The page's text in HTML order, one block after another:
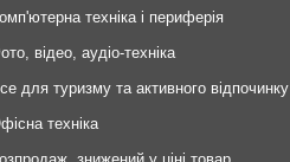
техніка і периферія
відео, аудіо-техніка
для туризму та активного відпочинку
техніка